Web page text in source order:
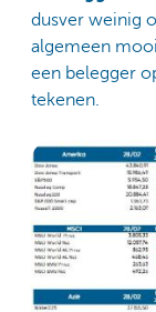
dusver weinig
algemeen
een belegger
tekenen.